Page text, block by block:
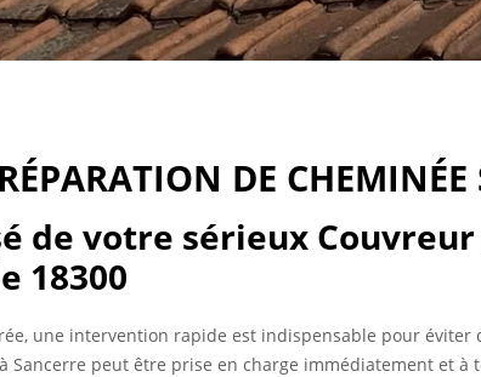
DE
de votre sérieux
18300
une intervention rapide est indispensable pour
Sancerre peut être prise en charge immédiatement et